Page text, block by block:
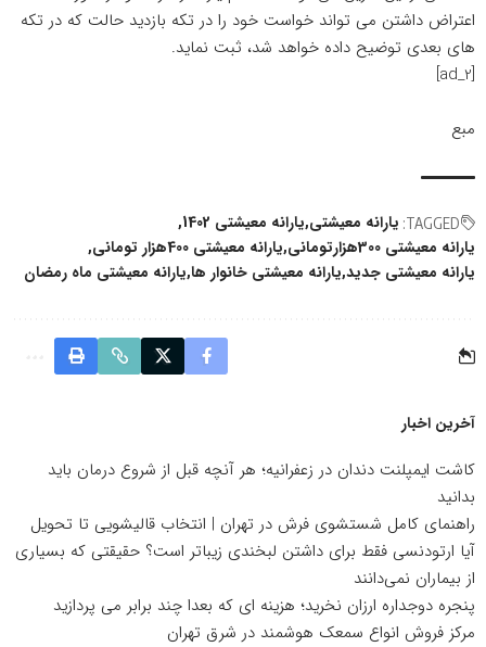
اعتراض داشتن می تواند خواست خود را در تکه بازدید حالت که در تکه
های بعدی توضیح داده خواهد شد، ثبت نماید.
[ad_2]
مبع
TAGGED: یارانه معیشتی یارانه معیشتی 1402
یارانه معیشتی 300هزارتومانی
یارانه معیشتی 400هزار تومانی
یارانه معیشتی جدید یارانه معیشتی خانوار ها یارانه معیشتی ماه رمضان
آخرین اخبار
کاشت ایمپلنت دندان در زعفرانیه؛ هر آنچه قبل از شروع درمان باید
بدانید
راهنمای کامل شستشوی فرش در تهران | انتخاب قالیشویی تا تحویل
آیا ارتودنسی فقط برای داشتن لبخندی زیباتر است؟ حقیقتی که بسیاری
از بیماران نمی‌دانند
پنجره دوجداره ارزان نخرید؛ هزینه ای که بعدا چند برابر می پردازید
مرکز فروش انواع سمعک هوشمند در شرق تهران